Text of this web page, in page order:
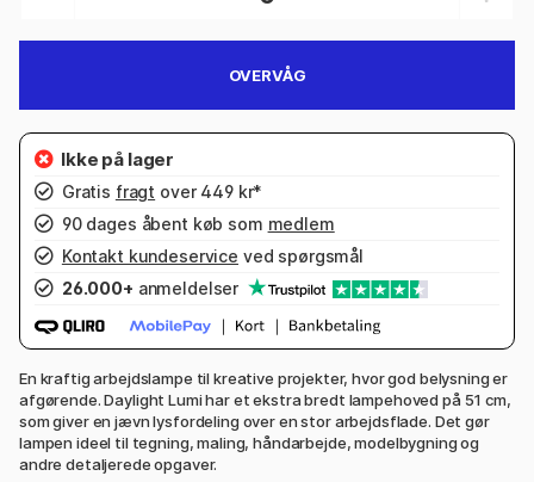
OVERVÅG
Gratis fragt over 449 kr*
90 dages åbent køb som medlem
Kontakt kundeservice ved spørgsmål
26.000+ anmeldelser
En kraftig arbejdslampe til kreative projekter, hvor god belysning er
afgørende. Daylight Lumi har et ekstra bredt lampehoved på 51 cm,
som giver en jævn lysfordeling over en stor arbejdsflade. Det gør
lampen ideel til tegning, maling, håndarbejde, modelbygning og
andre detaljerede opgaver.